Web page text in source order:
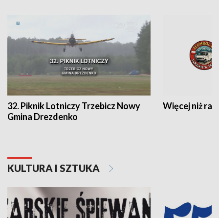
32. Piknik Lotniczy Trzebicz Nowy
Gmina Drezdenko
Więcej niż rajd
KULTURA I SZTUKA